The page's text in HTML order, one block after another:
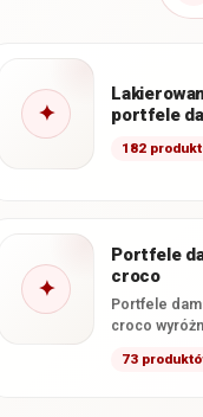
✦
portfele
182
✦
Portfele
croco
Portfele
croco
wygląd skóry
73